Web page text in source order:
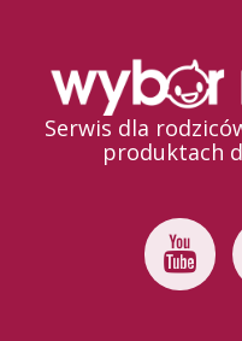
Serwis dla
produktach